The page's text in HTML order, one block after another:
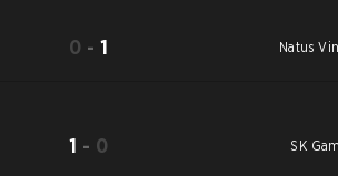
0 -1 Natus
1 - 0 SK